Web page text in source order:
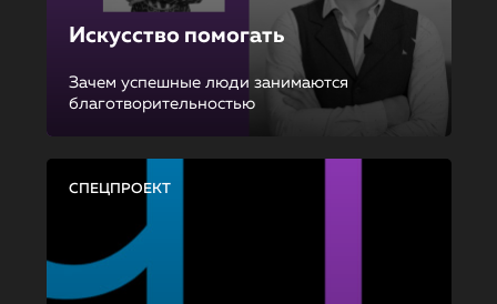
Искусство помогать
Зачем успешные люди занимаются
благотворительностью
СПЕЦПРОЕКТ